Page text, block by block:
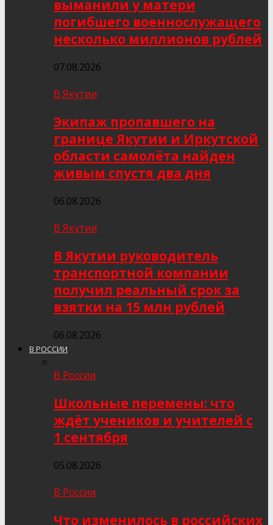
выманили у матери
погибшего военнослужащего
несколько миллионов рублей
07.08.2026
В Якутии
Экипаж пропавшего на
границе Якутии и Иркутской
области самолёта найден
живым спустя два дня
06.08.2026
В Якутии
В Якутии руководитель
транспортной компании
получил реальный срок за
взятки на 15 млн рублей
06.08.2026
В РОССИИ
В России
Школьные перемены: что
ждёт учеников и учителей с
1 сентября
05.08.2026
В России
Что изменилось в российских